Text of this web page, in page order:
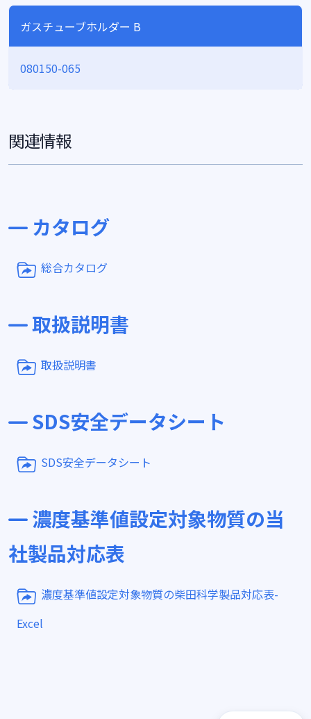
ガスチューブホルダー B
080150-065
関連情報
カタログ
総合カタログ
取扱説明書
取扱説明書
SDS安全データシート
SDS安全データシート
濃度基準値設定対象物質の当
社製品対応表
濃度基準値設定対象物質の柴田科学製品対応表-
Excel